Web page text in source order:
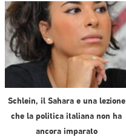
Schlein, il Sahara e una lezione
che la politica italiana non ha
ancora imparato